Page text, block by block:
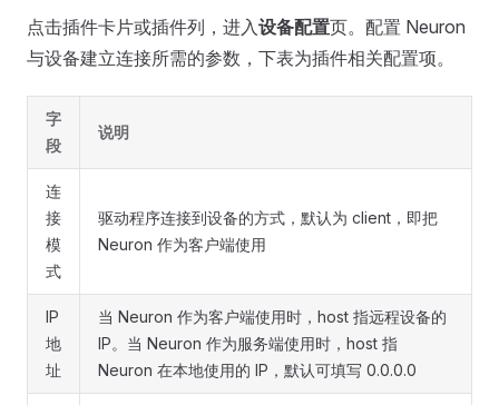
点击插件卡片或插件列，进入设备配置页。配置 Neuron
与设备建立连接所需的参数，下表为插件相关配置项。
字
段
说明
连
接
模
式
驱动程序连接到设备的方式，默认为 client，即把
Neuron 作为客户端使用
IP
地
址
当 Neuron 作为客户端使用时，host 指远程设备的
IP。当 Neuron 作为服务端使用时，host 指
Neuron 在本地使用的 IP，默认可填写 0.0.0.0